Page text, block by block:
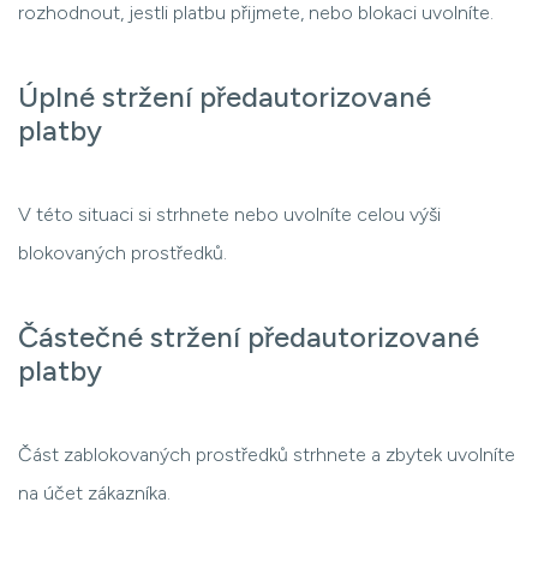
rozhodnout, jestli platbu přijmete, nebo blokaci uvolníte.
Úplné stržení předautorizované
platby
V této situaci si strhnete nebo uvolníte celou výši
blokovaných prostředků.
Částečné stržení předautorizované
platby
Část zablokovaných prostředků strhnete a zbytek uvolníte
na účet zákazníka.